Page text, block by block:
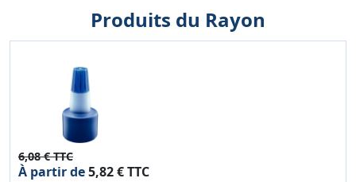
Produits du Rayon
6,08 € TTC
À partir de5,82 € TTC